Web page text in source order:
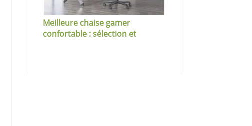
Meilleure chaise gamer
confortable : sélection et